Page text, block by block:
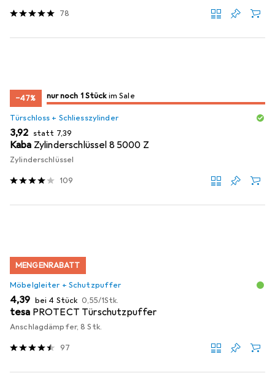
78
−47% noch 1 Stückim Sale
nur noch 1 Stück im Sale
Türschloss + Schliesszylinder
EUR
3,92 statt EUR
7,39
Kaba Zylinderschlüssel 8 5000 Z
Zylinderschlüssel
109
MENGENRABATT
Möbelgleiter + Schutzpuffer
EUR
4,39 bei 4 Stück EUR
0,55/1Stk.
tesa PROTECT Türschutzpuffer
Anschlagdämpfer, 8 Stk.
97